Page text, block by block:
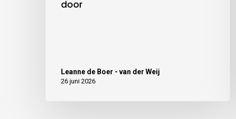
door
Leanne de Boer - van der Weij
26 juni 2026